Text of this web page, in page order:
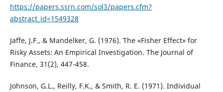
https://papers.ssrn.com/sol3/papers.cfm?
abstract_id=1549328
Jaffe, J.F., & Mandelker, G. (1976). The «Fisher Effect» for
Risky Assets: An Empirical Investigation. The Journal of
Finance, 31(2), 447-458.
Johnson, G.L., Reilly, F.K., & Smith, R. E. (1971). Individual